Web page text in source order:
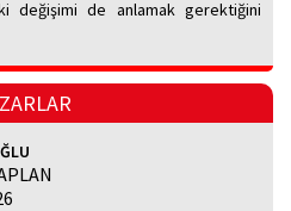
değişimi de anlamak gerektiğini